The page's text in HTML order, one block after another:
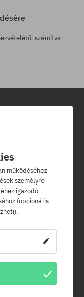
számítva
új termékeinkről
az egész
DISTRIBUTION SP Z
adatait
működéséhez
személyre
igazodó
(opcionális